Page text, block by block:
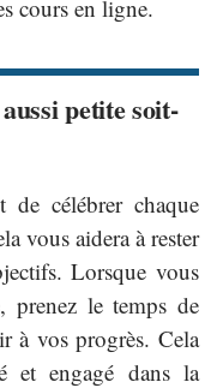
cours en ligne.
petite soit-
de célébrer chaque
vous aidera à rester
Lorsque vous
prenez le temps de
à vos progrès. Cela
et engagé dans la